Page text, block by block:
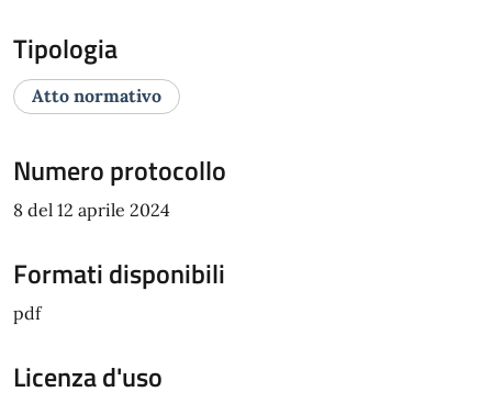
Tipologia
Atto normativo
Numero protocollo
8 del 12 aprile 2024
Formati disponibili
pdf
Licenza d'uso